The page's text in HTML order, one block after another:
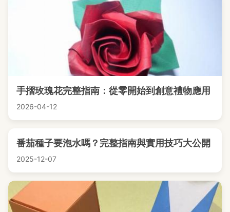
手摺玫瑰花完整指南：從零開始到創意禮物應用
2026-04-12
番茄種子要泡水嗎？完整指南與實用技巧大公開
2025-12-07